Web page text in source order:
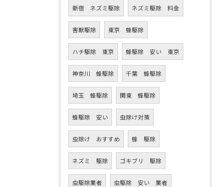
新宿 ネズミ駆除 ネズミ駆除 料金
害獣駆除 東京 蜂駆除
ハチ駆除 東京 蜂駆除 安い 東京
神奈川 蜂駆除 千葉 蜂駆除
埼玉 蜂駆除 関東 蜂駆除
蜂駆除 安い 虫除け対策
虫除け おすすめ 蜂 駆除
ネズミ 駆除 ゴキブリ 駆除
虫駆除業者 虫駆除 安い 業者